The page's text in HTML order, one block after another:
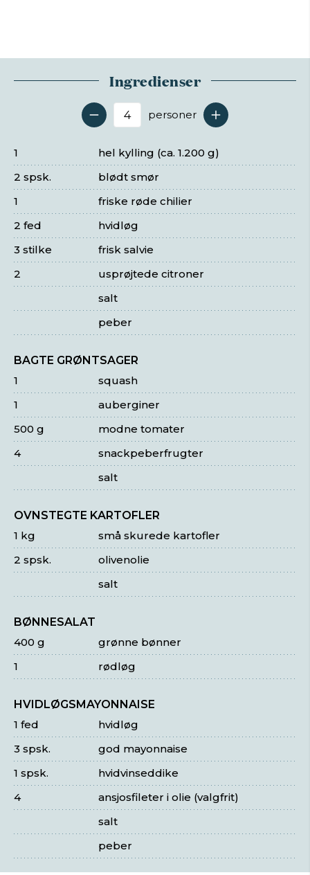
Ingredienser
Antal serveringer
personer
hel kylling (ca. 1.200 g)
1
blødt smør
2 spsk.
friske røde chilier
1
hvidløg
2 fed
frisk salvie
3 stilke
usprøjtede citroner
2
salt
peber
BAGTE GRØNTSAGER
squash
1
auberginer
1
modne tomater
500 g
snackpeberfrugter
4
salt
OVNSTEGTE KARTOFLER
små skurede kartofler
1 kg
olivenolie
2 spsk.
salt
BØNNESALAT
grønne bønner
400 g
rødløg
1
HVIDLØGSMAYONNAISE
hvidløg
1 fed
god mayonnaise
3 spsk.
hvidvinseddike
1 spsk.
ansjosfileter i olie (valgfrit)
4
salt
peber